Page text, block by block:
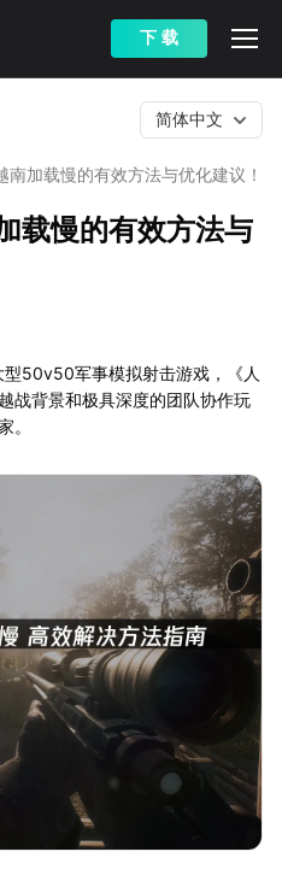
下 载
南加载慢的有效方法与优化建议！
简体中文
载慢的有效方法与
50v50军事模拟射击游戏，《人
战背景和极具深度的团队协作玩
。